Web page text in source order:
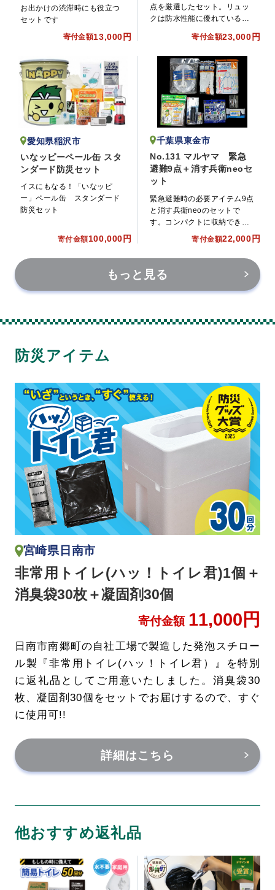
お出かけの渋滞時にも役立つ
セットです
寄付金額13,000円
点を厳選したセット。リュッ
クは防水性能に優れているの
についているポケットはスマ
は5L、10Lがわかる目盛り付
です。
寄付金額23,000円
愛知県稲沢市
いなッピーペール缶 スタ
ンダード防災セット
イスにもなる！「いなッピ
ー」ペール缶 スタンダード
防災セット
寄付金額100,000円
千葉県東金市
No.131 マルヤマ 緊急
避難9点＋消す兵衛neoセ
ット
緊急避難時の必要アイテム9点
と消す兵衛neoのセットで
す。コンパクトに収納できる
のが特徴です。
寄付金額22,000円
もっと見る
防災アイテム
宮崎県日南市
非常用トイレ(ハッ！トイレ君)1個＋
消臭袋30枚＋凝固剤30個
寄付金額 11,000円
日南市南郷町の自社工場で製造した発泡スチロー
ル製『非常用トイレ(ハッ！トイレ君）』を特別
に返礼品としてご用意いたしました。消臭袋30
枚、凝固剤30個をセットでお届けするので、すぐ
に使用可!!
詳細はこちら
他おすすめ返礼品